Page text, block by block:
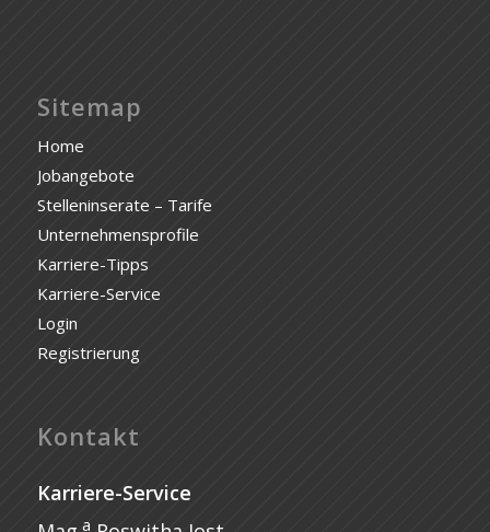
Sitemap
Home
Jobangebote
Stelleninserate – Tarife
Unternehmensprofile
Karriere-Tipps
Karriere-Service
Login
Registrierung
Kontakt
Karriere-Service
a